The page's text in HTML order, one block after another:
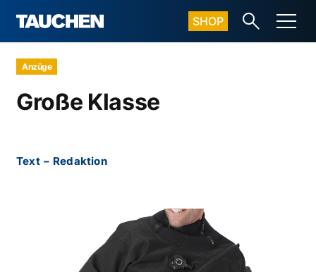
SHOP
Anzüge
Große Klasse
Text – Redaktion